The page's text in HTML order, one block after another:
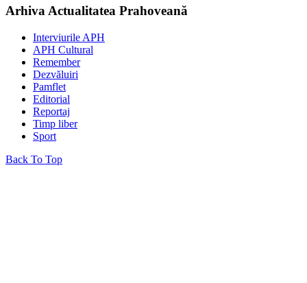
Arhiva Actualitatea Prahoveană
Interviurile APH
APH Cultural
Remember
Dezvăluiri
Pamflet
Editorial
Reportaj
Timp liber
Sport
Back To Top